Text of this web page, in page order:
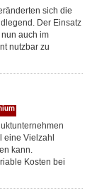
sich die
Der Einsatz
auch im
nutzbar zu
eine Vielzahl
kann.
Kosten bei